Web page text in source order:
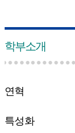
학부소개
연혁
특성화